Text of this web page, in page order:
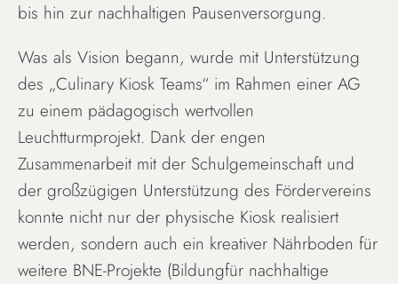
bis hin zur nachhaltigen Pausenversorgung.
Was als Vision begann, wurde mit Unterstützung
des „Culinary Kiosk Teams“ im Rahmen einer AG
zu einem pädagogisch wertvollen
Leuchtturmprojekt. Dank der engen
Zusammenarbeit mit der Schulgemeinschaft und
der großzügigen Unterstützung des Fördervereins
konnte nicht nur der physische Kiosk realisiert
werden, sondern auch ein kreativer Nährboden für
weitere BNE-Projekte (Bildungfür nachhaltige